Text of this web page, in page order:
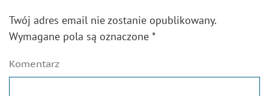
Twój adres email nie zostanie opublikowany.
Wymagane pola są oznaczone *
Komentarz